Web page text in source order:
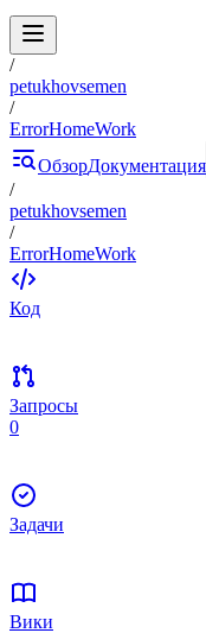
/
petukhovsemen
/
ErrorHomeWork
ОбзорДокументация
/
petukhovsemen
/
ErrorHomeWork
Код
Запросы
0
Задачи
Вики